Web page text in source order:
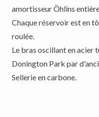
amortisseur Öhlins
Chaque réservoir est en
roulée.
Le bras oscillant en acier
Donington Park par
Sellerie en carbone.